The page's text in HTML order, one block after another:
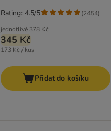
jednotlivě 378 Kč
345 Kč
173 Kč / kus
Rating: 4.5/5 (2454)
Přidat do košíku